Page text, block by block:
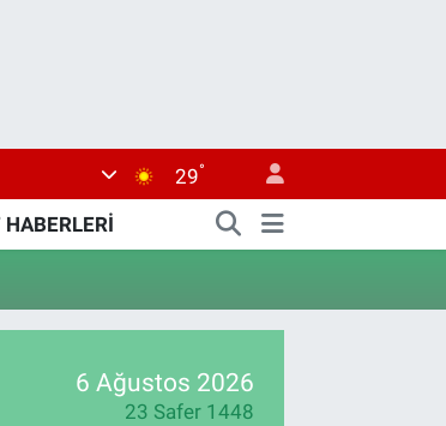
29°
HABERLERİ
6 Ağustos 2026
23 Safer 1448